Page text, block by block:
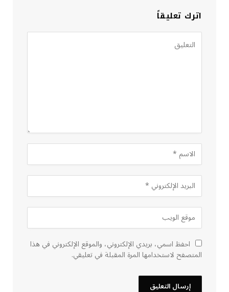
اترك تعليقاً
احفظ اسمي، بريدي الإلكتروني، والموقع الإلكتروني في هذا
المتصفح لاستخدامها المرة المقبلة في تعليقي.